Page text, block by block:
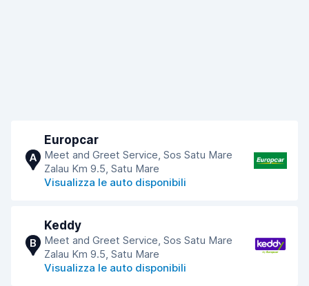
A
Europcar
Meet and Greet Service, Sos Satu Mare
Zalau Km 9.5, Satu Mare
Visualizza le auto disponibili
B
Keddy
Meet and Greet Service, Sos Satu Mare
Zalau Km 9.5, Satu Mare
Visualizza le auto disponibili